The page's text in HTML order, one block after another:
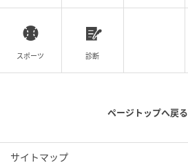
スポーツ 診断
ページトップへ戻る
サイトマップ